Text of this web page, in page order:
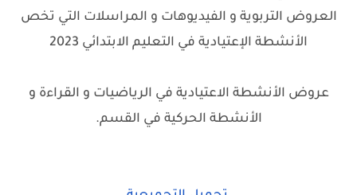
العروض التربوية و الفيديوهات و المراسلات التي تخص
الأنشطة الإعتيادية في التعليم الابتدائي 2023
عروض الأنشطة الاعتيادية في الرياضيات و القراءة و
الأنشطة الحركية في القسم.